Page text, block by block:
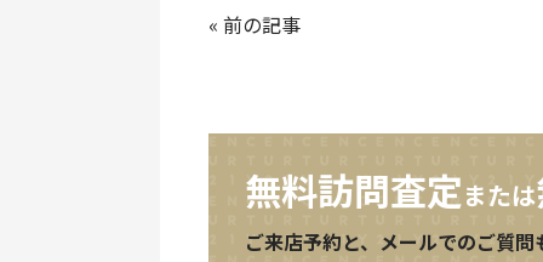
« 前の記事
無料訪問査定または
ご来店予約と、メールでのご質問